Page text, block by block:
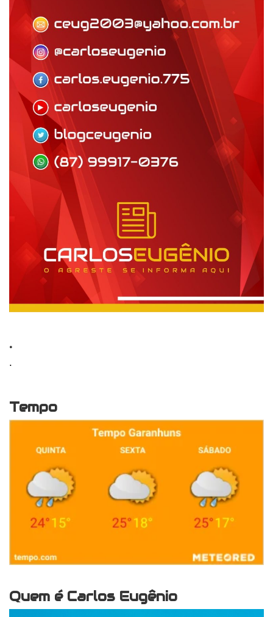
.
.
Tempo
Quem é Carlos Eugênio